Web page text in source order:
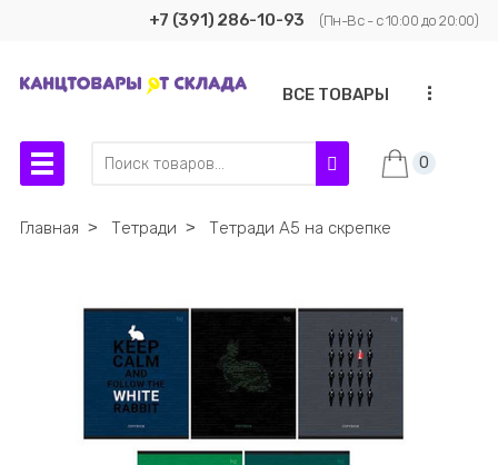
+7 (391) 286-10-93 (Пн-Вс - с 10:00 до 20:00)
ВСЕ ТОВАРЫ ...
0
Главная ˃ Тетради ˃ Тетради А5 на скрепке